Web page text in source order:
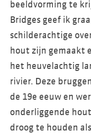
beeldvorming te
Bridges geef ik
schilderachtige
hout zijn gemaakt
het heuvelachtig
rivier. Deze
de 19e eeuw en
onderliggende
droog te houden